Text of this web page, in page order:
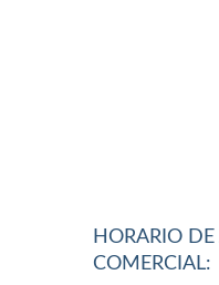
HORARIO
COMERCIAL: